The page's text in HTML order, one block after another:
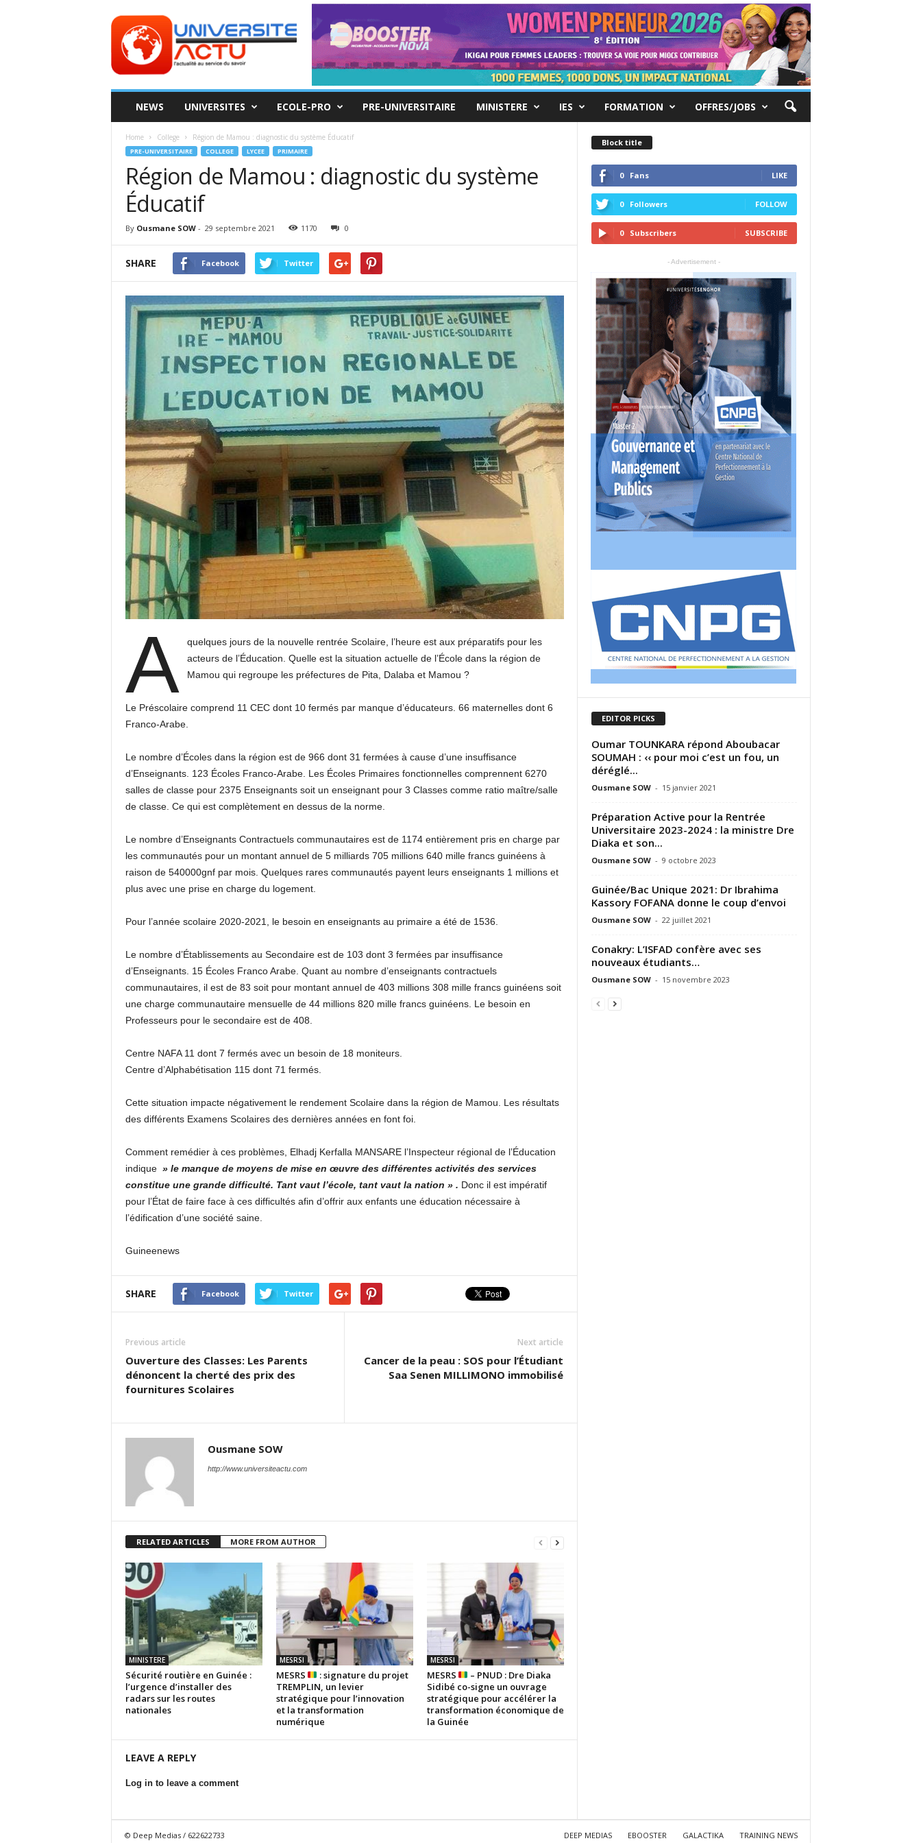
ACTU
NEWS UNIVERSITES ECOLE-PRO PRE-UNIVERSITAIRE MINISTERE IES FORMATION OFFRES/JOBS
Home College Région de Mamou : diagnostic du système Éducatif
PRE-UNIVERSITAIRE COLLEGE LYCEE PRIMAIRE
Région de Mamou : diagnostic du système
Éducatif
By Ousmane SOW- 29 septembre 2021 1170 0
SHARE Facebook Twitter
A
quelques jours de la nouvelle rentrée Scolaire, l’heure est aux préparatifs pour les
acteurs de l’Éducation. Quelle est la situation actuelle de l’École dans la région de
Mamou qui regroupe les préfectures de Pita, Dalaba et Mamou ?
Le Préscolaire comprend 11 CEC dont 10 fermés par manque d’éducateurs. 66 maternelles dont 6
Franco-Arabe.
Le nombre d’Écoles dans la région est de 966 dont 31 fermées à cause d’une insuffisance
d’Enseignants. 123 Écoles Franco-Arabe. Les Écoles Primaires fonctionnelles comprennent 6270
salles de classe pour 2375 Enseignants soit un enseignant pour 3 Classes comme ratio maître/salle
de classe. Ce qui est complètement en dessus de la norme.
Le nombre d’Enseignants Contractuels communautaires est de 1174 entièrement pris en charge par
les communautés pour un montant annuel de 5 milliards 705 millions 640 mille francs guinéens à
raison de 540000gnf par mois. Quelques rares communautés payent leurs enseignants 1 millions et
plus avec une prise en charge du logement.
Pour l’année scolaire 2020-2021, le besoin en enseignants au primaire a été de 1536.
Le nombre d’Établissements au Secondaire est de 103 dont 3 fermées par insuffisance
d’Enseignants. 15 Écoles Franco Arabe. Quant au nombre d’enseignants contractuels
communautaires, il est de 83 soit pour montant annuel de 403 millions 308 mille francs guinéens soit
une charge communautaire mensuelle de 44 millions 820 mille francs guinéens. Le besoin en
Professeurs pour le secondaire est de 408.
Centre NAFA 11 dont 7 fermés avec un besoin de 18 moniteurs.
Centre d’Alphabétisation 115 dont 71 fermés.
Cette situation impacte négativement le rendement Scolaire dans la région de Mamou. Les résultats
des différents Examens Scolaires des dernières années en font foi.
Comment remédier à ces problèmes, Elhadj Kerfalla MANSARE l’Inspecteur régional de l’Éducation
indique » le manque de moyens de mise en œuvre des différentes activités des services
constitue une grande difficulté. Tant vaut l’école, tant vaut la nation » . Donc il est impératif
pour l’État de faire face à ces difficultés afin d’offrir aux enfants une éducation nécessaire à
l’édification d’une société saine.
Guineenews
SHARE Facebook Twitter
Previous article
Ouverture des Classes: Les Parents
dénoncent la cherté des prix des
fournitures Scolaires
Next article
Cancer de la peau : SOS pour l’Étudiant
Saa Senen MILLIMONO immobilisé
Ousmane SOW
http://www.universiteactu.com
RELATED ARTICLES MORE FROM AUTHOR
MINISTERE
Sécurité routière en Guinée :
l’urgence d’installer des
radars sur les routes
nationales
MESRSI
MESRS
: signature du projet
TREMPLIN, un levier
stratégique pour l’innovation
et la transformation
numérique
MESRSI
MESRS
– PNUD : Dre Diaka
Sidibé co-signe un ouvrage
stratégique pour accélérer la
transformation économique de
la Guinée
LEAVE A REPLY
Log in to leave a comment
Block title
0 Fans LIKE
0 Followers FOLLOW
0 Subscribers SUBSCRIBE
- Advertisement -
EDITOR PICKS
Oumar TOUNKARA répond Aboubacar
SOUMAH : ‹‹ pour moi c’est un fou, un
déréglé...
Ousmane SOW - 15 janvier 2021
Préparation Active pour la Rentrée
Universitaire 2023-2024 : la ministre Dre
Diaka et son...
Ousmane SOW - 9 octobre 2023
Guinée/Bac Unique 2021: Dr Ibrahima
Kassory FOFANA donne le coup d’envoi
Ousmane SOW - 22 juillet 2021
Conakry: L’ISFAD confère avec ses
nouveaux étudiants…
Ousmane SOW - 15 novembre 2023
DEEP MEDIAS EBOOSTER GALACTIKA TRAINING NEWS
© Deep Medias / 622622733